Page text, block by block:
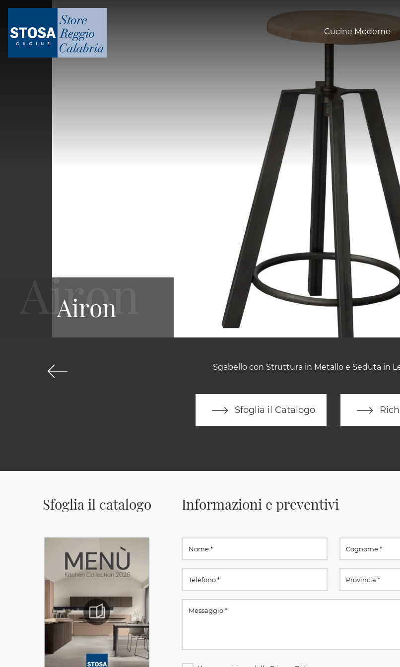
Cucine Moderne
Sgabello con Struttura in Metallo e Seduta in
Sfoglia il Catalogo
Airon
Sfoglia il catalogo Informazioni e preventivi